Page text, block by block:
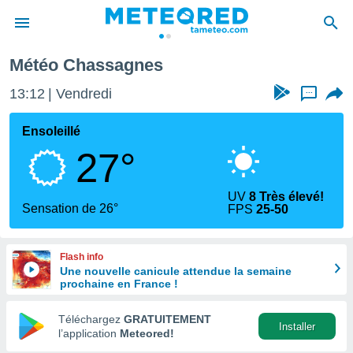
de
en
Météo Chassagnes
13:12 Vendredi ...
Ensoleillé
27°
Sensation de 26°
UV8 Très élevé!
FPS25-50
Flash info
Une nouvelle canicule attendue la semaine
prochaine en France !
Téléchargez GRATUITEMENT
l’application Meteored!
Installer